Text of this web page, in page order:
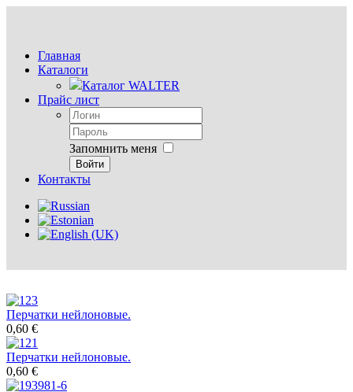
Главная
Каталоги
Каталог WALTER
Прайс лист
Запомнить меня
Войти
Контакты
Перчатки нейлоновые.
0,60 €
Перчатки нейлоновые.
0,60 €